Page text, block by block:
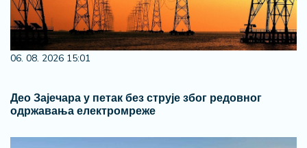
06. 08. 2026 15:01
Део Зајечара у петак без струје због редовног
одржавања електромреже